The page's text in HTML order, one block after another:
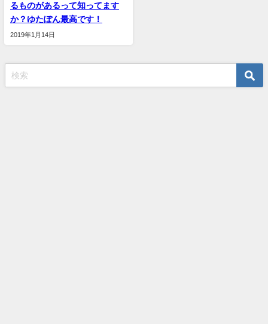
るものがあるって知ってます
か？ゆたぽん最高です！
2019年1月14日